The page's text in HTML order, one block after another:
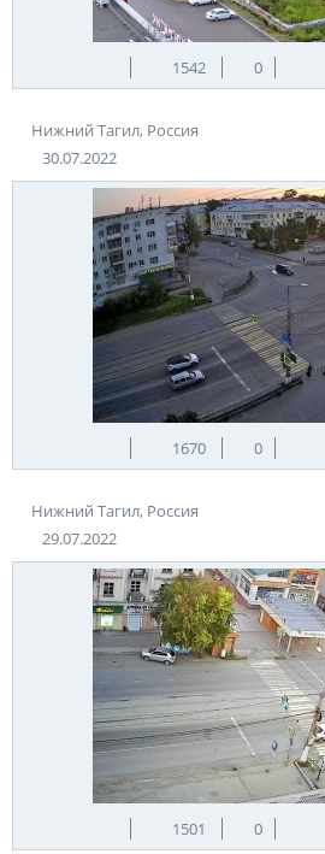
1542 0
Нижний Тагил, Россия
30.07.2022
1670 0
Нижний Тагил, Россия
29.07.2022
1501 0